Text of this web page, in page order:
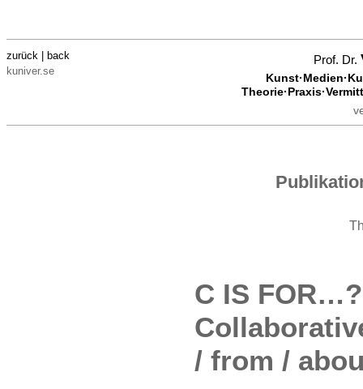
zurück | back
kuniver.se
Prof. Dr.
C IS
/ from /